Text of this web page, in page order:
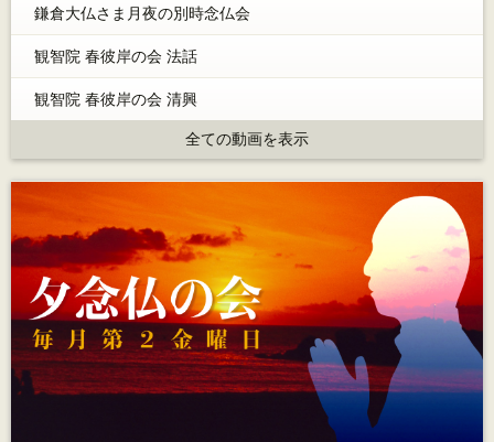
鎌倉大仏さま月夜の別時念仏会
観智院 春彼岸の会 法話
観智院 春彼岸の会 清興
全ての動画を表示